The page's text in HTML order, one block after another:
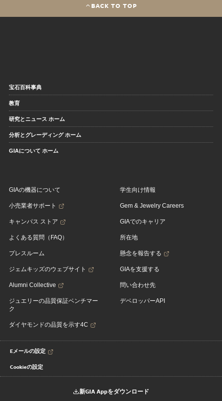
BACK TO TOP
宝石百科事典
教育
研究とニュース ホーム
分析とグレーディング ホーム
GIAについて ホーム
GIAの機器について
小売業者サポート
キャンパス ストア
よくある質問（FAQ）
プレスルーム
ジェムキッズのウェブサイト
Alumni Collective
ジュエリーの品質保証ベンチマー
ク
ダイヤモンドの品質を示す4C
学生向け情報
Gem & Jewelry Careers
GIAでのキャリア
所在地
懸念を報告する
GIAを支援する
問い合わせ先
デベロッパーAPI
Eメールの設定
Cookieの設定
新GIA Appをダウンロード